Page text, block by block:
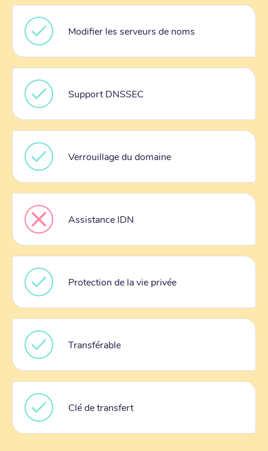
Modifier les serveurs de noms
Support DNSSEC
Verrouillage du domaine
Assistance IDN
Protection de la vie privée
Transférable
Clé de transfert